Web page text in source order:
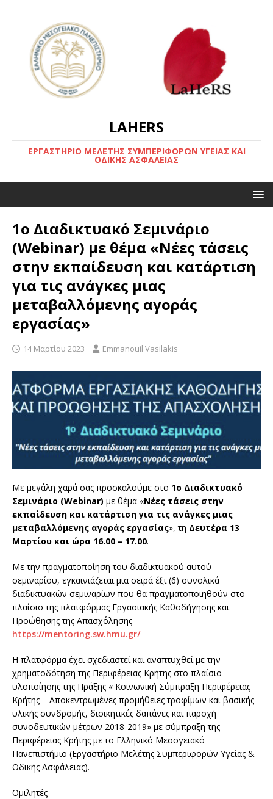
LAHERS
ΕΡΓΑΣΤΗΡΙΟ ΜΕΛΕΤΗΣ ΣΥΜΠΕΡΙΦΟΡΩΝ ΥΓΕΙΑΣ ΚΑΙ
ΟΔΙΚΗΣ ΑΣΦΑΛΕΙΑΣ
1ο Διαδικτυακό Σεμινάριο
(Webinar) με θέμα «Νέες τάσεις
στην εκπαίδευση και κατάρτιση
για τις ανάγκες μιας
μεταβαλλόμενης αγοράς
εργασίας»
14 Μαρτίου 2023 Emmanouil Vasilakis
Με μεγάλη χαρά σας προσκαλούμε στο 1ο Διαδικτυακό
Σεμινάριο (Webinar) με θέμα «Νέες τάσεις στην
εκπαίδευση και κατάρτιση για τις ανάγκες μιας
μεταβαλλόμενης αγοράς εργασίας», τη Δευτέρα 13
Μαρτίου και ώρα 16.00 – 17.00.
Με την πραγματοποίηση του διαδικτυακού αυτού
σεμιναρίου, εγκαινιάζεται μια σειρά έξι (6) συνολικά
διαδικτυακών σεμιναρίων που θα πραγματοποιηθούν στο
πλαίσιο της πλατφόρμας Εργασιακής Καθοδήγησης και
Προώθησης της Απασχόλησης
https://mentoring.sw.hmu.gr/
Η πλατφόρμα έχει σχεδιαστεί και αναπτυχθεί με την
χρηματοδότηση της Περιφέρειας Κρήτης στο πλαίσιο
υλοποίησης της Πράξης « Κοινωνική Σύμπραξη Περιφέρειας
Κρήτης – Αποκεντρωμένες προμήθειες τροφίμων και βασικής
υλικής συνδρομής, διοικητικές δαπάνες και παροχή
συνοδευτικών μέτρων 2018-2019» με σύμπραξη της
Περιφέρειας Κρήτης με το Ελληνικό Μεσογειακό
Πανεπιστήμιο (Εργαστήριο Μελέτης Συμπεριφορών Υγείας &
Οδικής Ασφάλειας).
Ομιλητές